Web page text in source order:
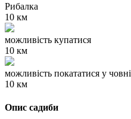
Рибалка
10 км
можливість купатися
10 км
можливість покататися у човні
10 км
Опис садиби